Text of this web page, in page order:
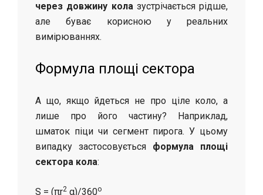
через довжину колазустрічається рідше,
але буває корисною у реальних
вимірюваннях.
Формула площі сектора
А що, якщо йдеться не про ціле коло, а
лише про його частину? Наприклад,
шматок піци чи сегмент пирога. У цьому
випадку застосовується формула площі
сектора кола:
S = (πr2 α)/360о